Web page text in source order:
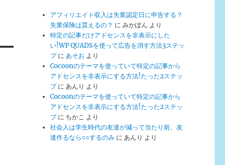
アフィリエイト収入は失業認定日に申告する？
失業保険は貰えるの？ にみかぽん より
特定の記事だけアドセンスを非表示にした
い!WP QUADSを使って広告を消す方法3ステッ
プにあそお より
Cocoonのテーマを使っていて特定の記事から
アドセンスを非表示にする方法!たった2ステッ
プにあんり より
Cocoonのテーマを使っていて特定の記事から
アドセンスを非表示にする方法!たった2ステッ
プに ちかこ より
社会人は学生時代の友達が減って当たり前。友
達作るなら○○するのみ にあんり より